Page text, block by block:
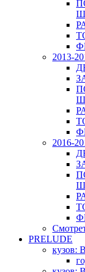
2013-
2016-
PRELUDE
кузов: